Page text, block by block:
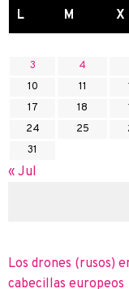
L M X
3
4
10
11
17
18
24
25
31
« Jul
Los drones (rusos)
cabecillas europeos